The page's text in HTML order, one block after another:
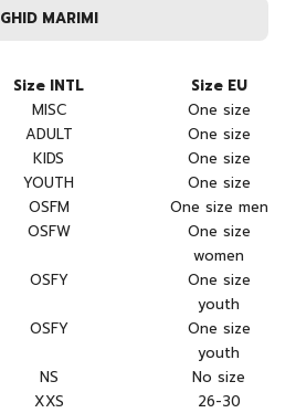
GHID MARIMI
Size INTL
Size EU
MISC
One size
ADULT
One size
KIDS
One size
YOUTH
One size
OSFM
One size men
OSFW
One size
women
OSFY
One size
youth
OSFY
One size
youth
NS
No size
XXS
26-30